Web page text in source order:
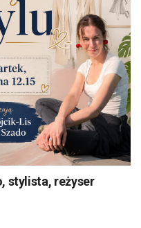
stylista, reżyser